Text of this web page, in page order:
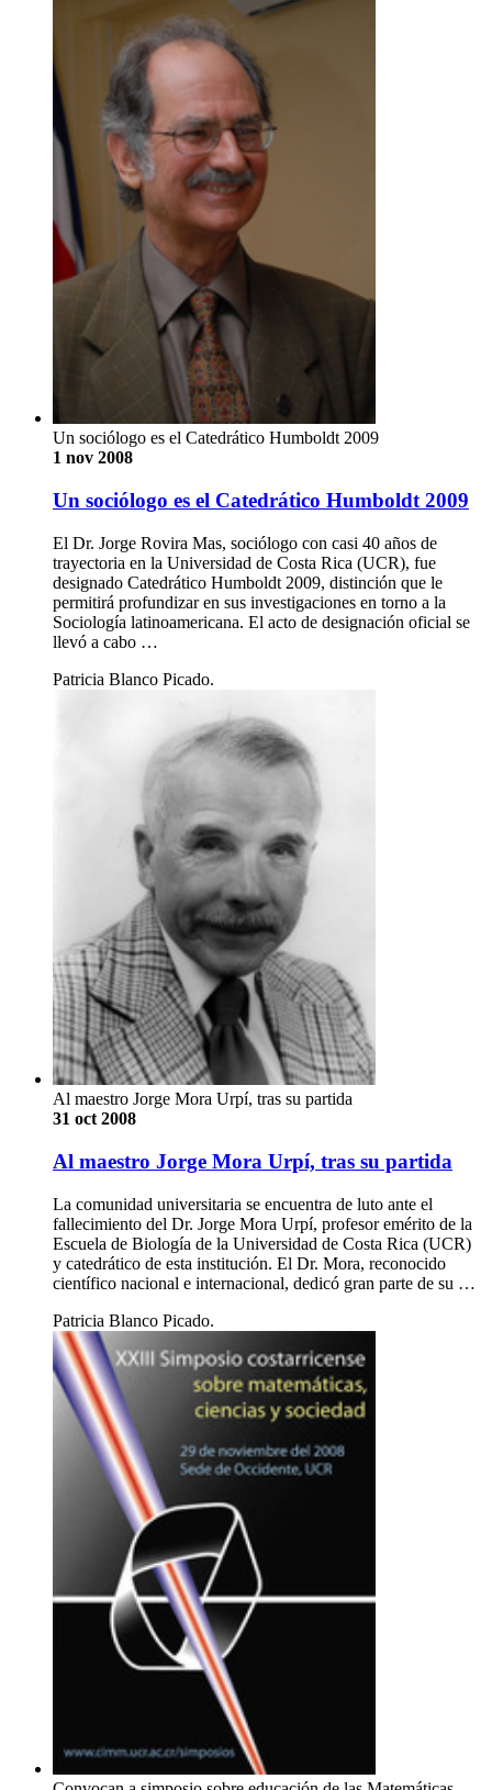
Un sociólogo es el Catedrático Humboldt 2009
1 nov 2008
Un sociólogo es el Catedrático Humboldt 2009
El Dr. Jorge Rovira Mas, sociólogo con casi 40 años de
trayectoria en la Universidad de Costa Rica (UCR), fue
designado Catedrático Humboldt 2009, distinción que le
permitirá profundizar en sus investigaciones en torno a la
Sociología latinoamericana. El acto de designación oficial se
llevó a cabo …
Patricia Blanco Picado.
Al maestro Jorge Mora Urpí, tras su partida
31 oct 2008
Al maestro Jorge Mora Urpí, tras su partida
La comunidad universitaria se encuentra de luto ante el
fallecimiento del Dr. Jorge Mora Urpí, profesor emérito de la
Escuela de Biología de la Universidad de Costa Rica (UCR)
y catedrático de esta institución. El Dr. Mora, reconocido
científico nacional e internacional, dedicó gran parte de su …
Patricia Blanco Picado.